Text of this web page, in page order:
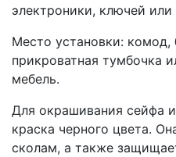
электроники, ключей
Место установки: комод,
прикроватная тумбочка
мебель.
Для окрашивания сейфа
краска черного цвета.
сколам, а также